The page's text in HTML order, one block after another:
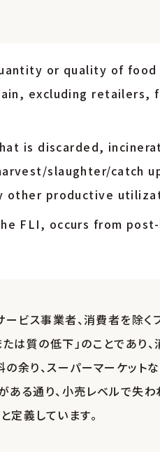
or quality of
excluding retailers,
is discarded,
slaughter/catch
other productive
FLI, occurs from
ービス事業者、消費者を除
質の低下」のことであり、
余り、スーパーマーケッ
ある通り、小売レベルで失
定義しています。